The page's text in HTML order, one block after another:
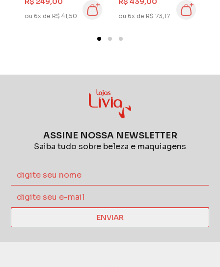
ou 6x de R$ 41,50 ou 6x de R$ 73,17
ASSINE NOSSA NEWSLETTER
Saiba tudo sobre beleza e maquiagens
ENVIAR